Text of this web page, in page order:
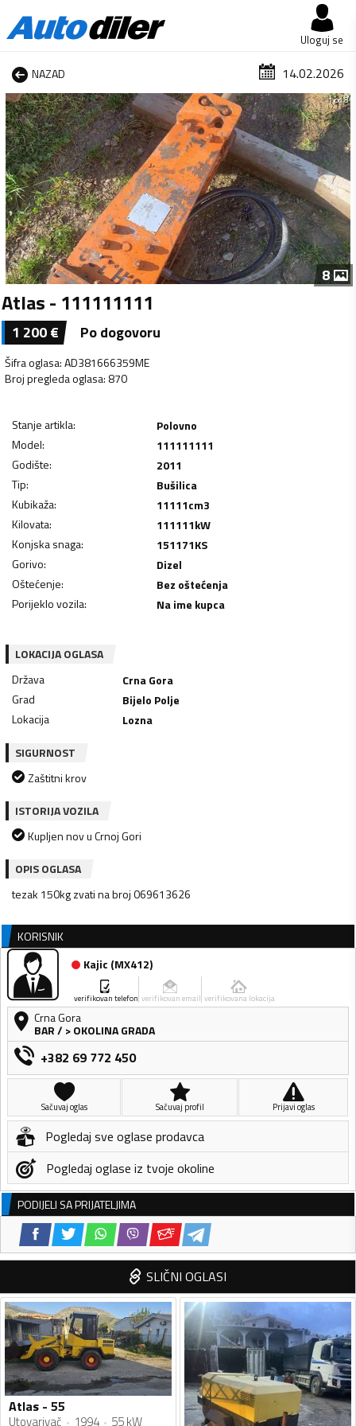
Uloguj se
NAZAD 14.02.2026
1 od 8
8
Atlas - 111111111
1 200€ Po dogovoru
Šifra oglasa:AD381666359ME
Broj pregleda oglasa: 870
Stanje artikla:
Polovno
Model:
111111111
Godište:
2011
Tip:
Bušilica
Kubikaža: 11111cm3
Kilovata: 111111kW
Konjska snaga: 151171KS
Gorivo:
Dizel
Oštećenje:
Bez oštećenja
Porijeklo vozila: Na ime kupca
LOKACIJA OGLASA
Država
Crna Gora
Grad
Bijelo Polje
Lokacija
Lozna
SIGURNOST
Zaštitni krov
ISTORIJA VOZILA
Kupljen nov u Crnoj Gori
OPIS OGLASA
tezak 150kg zvati na broj 069613626
KORISNIK
Kajic (MX412)
verifikovan telefon verifikovan email verifikovana lokacija
Crna Gora
BAR/ > OKOLINA GRADA
+382 69 772 450
Sačuvaj oglas Sačuvaj profil Prijavi oglas
Pogledaj sve oglase prodavca
Pogledaj oglase iz tvoje okoline
PODIJELI SA PRIJATELJIMA
SLIČNI OGLASI
Atlas - 55
Utovarivač 1994 55 kW